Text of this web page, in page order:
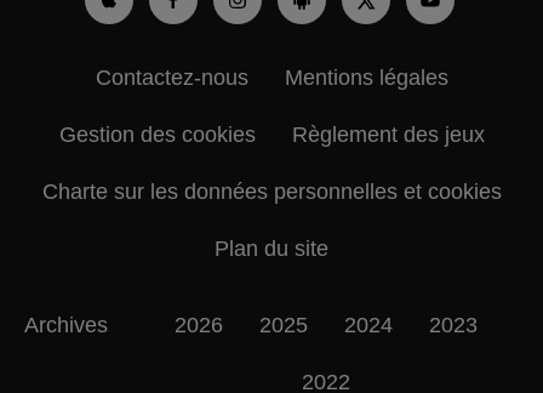
Contactez-nous Mentions légales
Gestion des cookies Règlement des jeux
Charte sur les données personnelles et cookies
Plan du site
Archives 2026 2025 2024 2023
2022